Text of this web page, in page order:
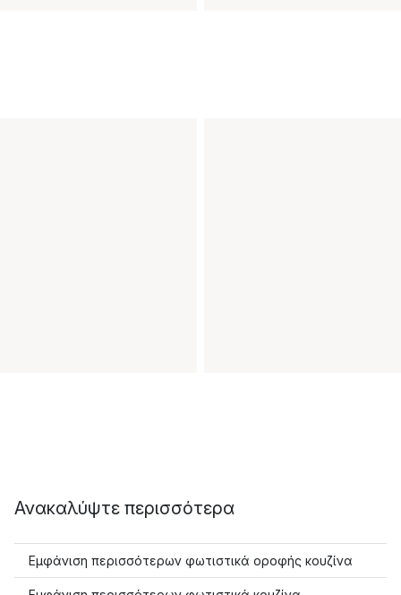
Ανακαλύψτε περισσότερα
Εμφάνιση περισσότερων φωτιστικά οροφής κουζίνα